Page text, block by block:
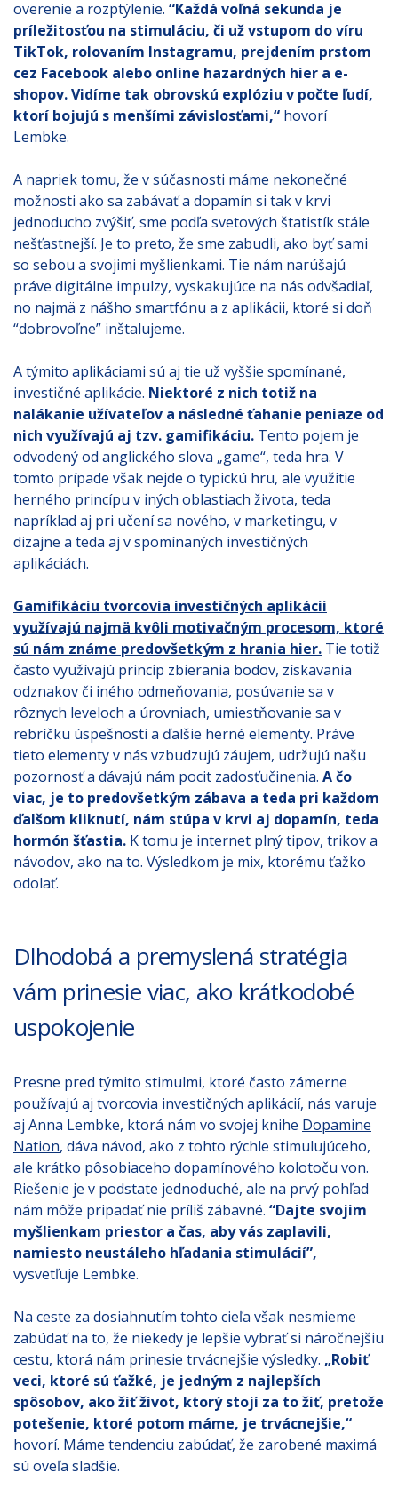
overenie a rozptýlenie. “Každá voľná sekunda je
príležitosťou na stimuláciu, či už vstupom do víru
TikTok, rolovaním Instagramu, prejdením prstom
cez Facebook alebo online hazardných hier a e-
shopov. Vidíme tak obrovskú explóziu v počte ľudí,
ktorí bojujú s menšími závislosťami,“ hovorí
Lembke.
A napriek tomu, že v súčasnosti máme nekonečné
možnosti ako sa zabávať a dopamín si tak v krvi
jednoducho zvýšiť, sme podľa svetových štatistík stále
nešťastnejší. Je to preto, že sme zabudli, ako byť sami
so sebou a svojimi myšlienkami. Tie nám narúšajú
práve digitálne impulzy, vyskakujúce na nás odvšadiaľ,
no najmä z nášho smartfónu a z aplikácii, ktoré si doň
“dobrovoľne” inštalujeme.
A týmito aplikáciami sú aj tie už vyššie spomínané,
investičné aplikácie. Niektoré z nich totiž na
nalákanie užívateľov a následné ťahanie peniaze od
nich využívajú aj tzv. gamifikáciu. Tento pojem je
odvodený od anglického slova „game“, teda hra. V
tomto prípade však nejde o typickú hru, ale využitie
herného princípu v iných oblastiach života, teda
napríklad aj pri učení sa nového, v marketingu, v
dizajne a teda aj v spomínaných investičných
aplikáciách.
Gamifikáciu tvorcovia investičných aplikácii
využívajú najmä kvôli motivačným procesom, ktoré
sú nám známe predovšetkým z hrania hier. Tie totiž
často využívajú princíp zbierania bodov, získavania
odznakov či iného odmeňovania, posúvanie sa v
rôznych leveloch a úrovniach, umiestňovanie sa v
rebríčku úspešnosti a ďalšie herné elementy. Práve
tieto elementy v nás vzbudzujú záujem, udržujú našu
pozornosť a dávajú nám pocit zadosťučinenia. A čo
viac, je to predovšetkým zábava a teda pri každom
ďalšom kliknutí, nám stúpa v krvi aj dopamín, teda
hormón šťastia. K tomu je internet plný tipov, trikov a
návodov, ako na to. Výsledkom je mix, ktorému ťažko
odolať.
Dlhodobá a premyslená stratégia
vám prinesie viac, ako krátkodobé
uspokojenie
Presne pred týmito stimulmi, ktoré často zámerne
používajú aj tvorcovia investičných aplikácií, nás varuje
aj Anna Lembke, ktorá nám vo svojej knihe Dopamine
Nation, dáva návod, ako z tohto rýchle stimulujúceho,
ale krátko pôsobiaceho dopamínového kolotoču von.
Riešenie je v podstate jednoduché, ale na prvý pohľad
nám môže pripadať nie príliš zábavné. “Dajte svojim
myšlienkam priestor a čas, aby vás zaplavili,
namiesto neustáleho hľadania stimulácií”,
vysvetľuje Lembke.
Na ceste za dosiahnutím tohto cieľa však nesmieme
zabúdať na to, že niekedy je lepšie vybrať si náročnejšiu
cestu, ktorá nám prinesie trvácnejšie výsledky. „Robiť
veci, ktoré sú ťažké, je jedným z najlepších
spôsobov, ako žiť život, ktorý stojí za to žiť, pretože
potešenie, ktoré potom máme, je trvácnejšie,“
hovorí. Máme tendenciu zabúdať, že zarobené maximá
sú oveľa sladšie.